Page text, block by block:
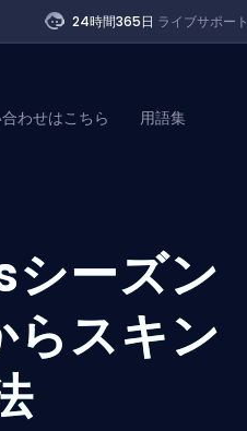
24時間365日 ライブサポート
わせはこちら 用語集
ーズン
スキン